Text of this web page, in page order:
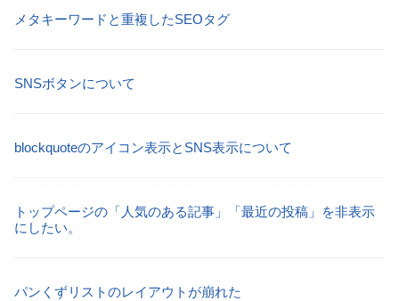
メタキーワードと重複したSEOタグ
SNSボタンについて
blockquoteのアイコン表示とSNS表示について
トップページの「人気のある記事」「最近の投稿」を非表示
にしたい。
パンくずリストのレイアウトが崩れた